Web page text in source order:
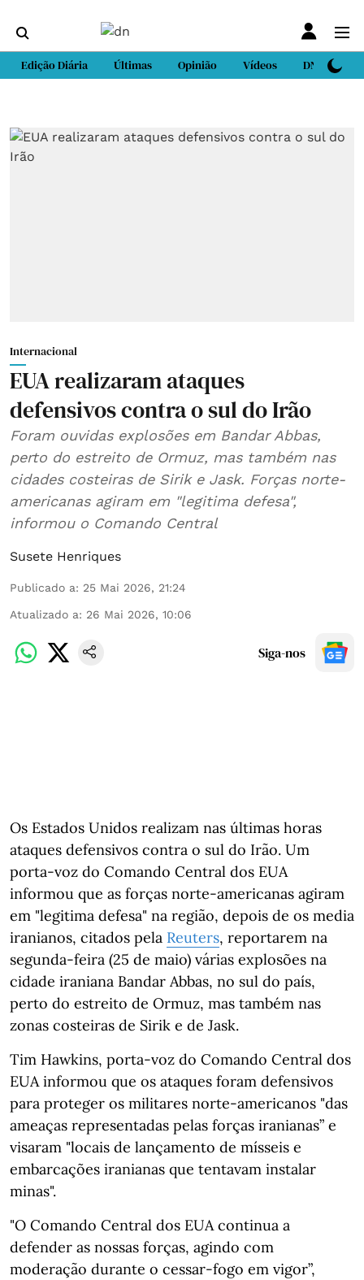
Edição Diária Últimas Opinião Vídeos DN Sport
Internacional
EUA realizaram ataques
defensivos contra o sul do Irão
Foram ouvidas explosões em Bandar Abbas,
perto do estreito de Ormuz, mas também nas
cidades costeiras de Sirik e Jask. Forças norte-
americanas agiram em "legitima defesa",
informou o Comando Central
Susete Henriques
Publicado a: 25 Mai 2026, 21:24
Atualizado a: 26 Mai 2026, 10:06
Siga-nos
Os Estados Unidos realizam nas últimas horas
ataques defensivos contra o sul do Irão. Um
porta-voz do Comando Central dos EUA
informou que as forças norte-americanas agiram
em "legitima defesa" na região, depois de os media
iranianos, citados pela Reuters, reportarem na
segunda-feira (25 de maio) várias explosões na
cidade iraniana Bandar Abbas, no sul do país,
perto do estreito de Ormuz, mas também nas
zonas costeiras de Sirik e de Jask.
Tim Hawkins, porta-voz do Comando Central dos
EUA informou que os ataques foram defensivos
para proteger os militares norte-americanos "das
ameaças representadas pelas forças iranianas” e
visaram "locais de lançamento de mísseis e
embarcações iranianas que tentavam instalar
minas".
"O Comando Central dos EUA continua a
defender as nossas forças, agindo com
moderação durante o cessar-fogo em vigor”,